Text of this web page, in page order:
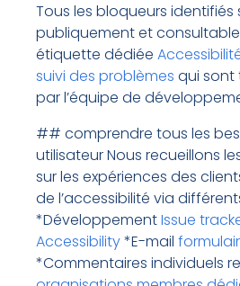
Tous les bloqueurs identifiés
publiquement et
étiquette dédiée
suivi des problèmes qui sont
par l’équipe de
## comprendre tous les
utilisateur Nous recueillons
sur les expériences des
de l’accessibilité via
*DéveloppementIssue
Accessibility*E-mail
*Commentaires individuels